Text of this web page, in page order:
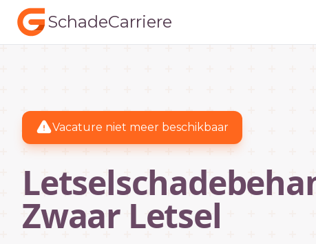
SchadeCarriere
Vacature niet meer beschikbaar
Zwaar Letsel